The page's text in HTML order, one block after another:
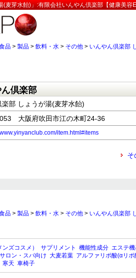
(麦芽水飴)」:有限会社いんやん倶楽部【健康美容
品 > 製品 > 飲料・水 > その他 > いんやん倶楽部
倶楽部
楽部 しょうが湯(麦芽水飴)
大阪府吹田市江の木町24-36
item.html#items
そ
品 > 製品 > 飲料・水 > その他 > いんやん倶楽部
ズコスメ） サプリメント 機能性成分 エステ
ロン・スパ向け 大麦若葉 アルファリポ酸(αリポ
寒天 車椅子